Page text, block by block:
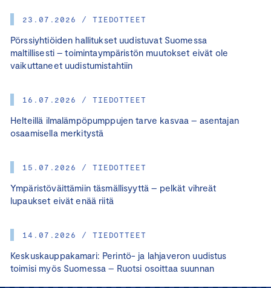
23.07.2026 / TIEDOTTEET
Pörssiyhtiöiden hallitukset uudistuvat Suomessa
maltillisesti – toimintaympäristön muutokset eivät ole
vaikuttaneet uudistumistahtiin
16.07.2026 / TIEDOTTEET
Helteillä ilmalämpöpumppujen tarve kasvaa – asentajan
osaamisella merkitystä
15.07.2026 / TIEDOTTEET
Ympäristöväittämiin täsmällisyyttä – pelkät vihreät
lupaukset eivät enää riitä
14.07.2026 / TIEDOTTEET
Keskuskauppakamari: Perintö- ja lahjaveron uudistus
toimisi myös Suomessa – Ruotsi osoittaa suunnan